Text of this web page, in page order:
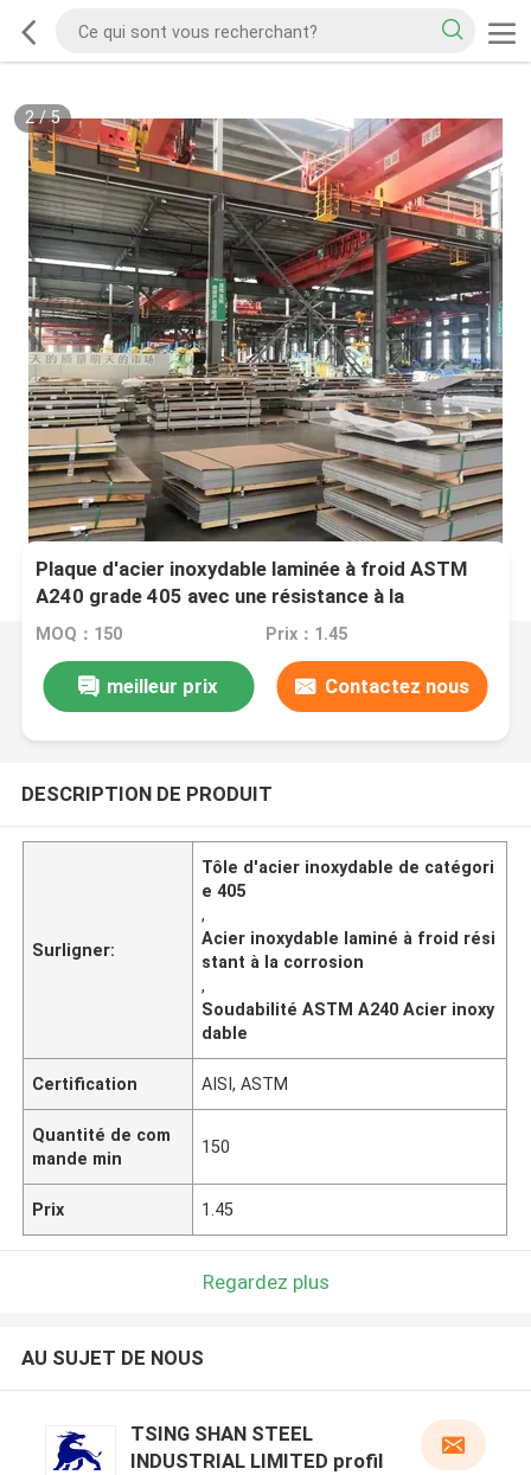
2/5
Plaque d'acier inoxydable laminée à froid ASTM
A240 grade 405 avec une résistance à la
corrosion et une excellente soudabilité
MOQ：150 Prix：1.45
meilleur prix Contactez nous
DESCRIPTION DE PRODUIT
Surligner:
Tôle d'acier inoxydable de catégori
e 405
,
Acier inoxydable laminé à froid rési
stant à la corrosion
,
Soudabilité ASTM A240 Acier inoxy
dable
Certification AISI, ASTM
Quantité de com
mande min
150
Prix 1.45
Regardez plus
AU SUJET DE NOUS
TSING SHAN STEEL
INDUSTRIAL LIMITED profil